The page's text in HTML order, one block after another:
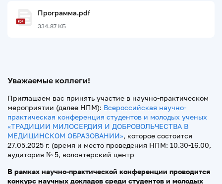
Программа.pdf
334.87 КБ
Уважаемые коллеги!
Приглашаем вас принять участие в научно-практическом
мероприятии (далее НПМ): Всероссийская научно-
практическая конференция студентов и молодых ученых
«ТРАДИЦИИ МИЛОСЕРДИЯ И ДОБРОВОЛЬЧЕСТВА В
МЕДИЦИНСКОМ ОБРАЗОВАНИИ», которое состоится
27.05.2025 г. (время и место проведения НПМ: 10.30-16.00,
аудитория № 5, волонтерский центр
В рамках научно-практической конференции проводится
конкурс научных докладов среди студентов и молодых